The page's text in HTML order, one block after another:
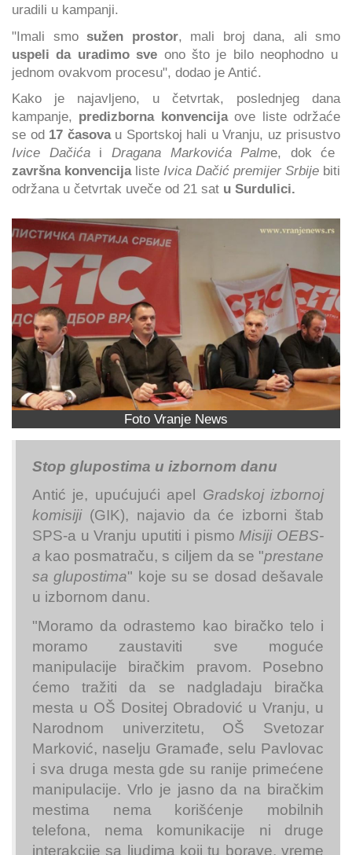
uradili u kampanji.
"Imali smo sužen prostor, mali broj dana, ali smo
uspeli da uradimo sve ono što je bilo neophodno u
jednom ovakvom procesu", dodao je Antić.
Kako je najavljeno, u četvrtak, poslednjeg dana
kampanje, predizborna konvencijaove liste održaće
se od 17 časovau Sportskoj hali u Vranju, uz prisustvo
Ivice Dačićai Dragana Markovića Palme, dok će
završna konvencijaliste Ivica Dačić premijer Srbije biti
održana u četvrtak uveče od 21 sat u Surdulici.
Foto Vranje News
Stop glupostima u izbornom danu
Antić je, upućujući apel Gradskoj izbornoj
komisiji(GIK), najavio da će izborni štab
SPS-a u Vranju uputiti i pismo Misiji OEBS-
a kao posmatraču, s ciljem da se "prestane
sa glupostima" koje su se dosad dešavale
u izbornom danu.
"Moramo da odrastemo kao biračko telo i
moramo zaustaviti sve moguće
manipulacije biračkim pravom. Posebno
ćemo tražiti da se nadgladaju biračka
mesta u OŠ Dositej Obradović u Vranju, u
Narodnom univerzitetu, OŠ Svetozar
Marković, naselju Gramađe, selu Pavlovac
i sva druga mesta gde su ranije primećene
manipulacije. Vrlo je jasno da na biračkim
mestima nema korišćenje mobilnih
telefona, nema komunikacije ni druge
interakcije sa ljudima koji tu borave, vreme